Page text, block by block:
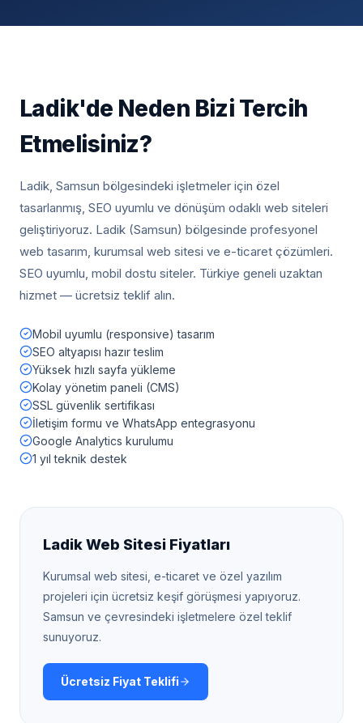
Ladik'de Neden Bizi Tercih
Etmelisiniz?
Ladik, Samsun bölgesindeki işletmeler için özel
tasarlanmış, SEO uyumlu ve dönüşüm odaklı web siteleri
geliştiriyoruz. Ladik (Samsun) bölgesinde profesyonel
web tasarım, kurumsal web sitesi ve e-ticaret çözümleri.
SEO uyumlu, mobil dostu siteler. Türkiye geneli uzaktan
hizmet — ücretsiz teklif alın.
Mobil uyumlu (responsive) tasarım
SEO altyapısı hazır teslim
Yüksek hızlı sayfa yükleme
Kolay yönetim paneli (CMS)
SSL güvenlik sertifikası
İletişim formu ve WhatsApp entegrasyonu
Google Analytics kurulumu
1 yıl teknik destek
LadikWeb Sitesi Fiyatları
Kurumsal web sitesi, e-ticaret ve özel yazılım
projeleri için ücretsiz keşif görüşmesi yapıyoruz.
Samsun ve çevresindeki işletmelere özel teklif
sunuyoruz.
Ücretsiz Fiyat Teklifi